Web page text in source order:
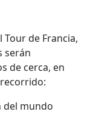
de Francia,
serán
de cerca, en
del mundo